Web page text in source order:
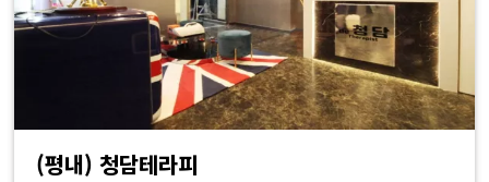
(평내) 청담테라피